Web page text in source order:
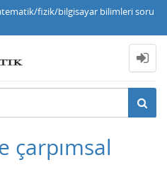
fizik/bilgisayar bilimleri soru
çarpımsal